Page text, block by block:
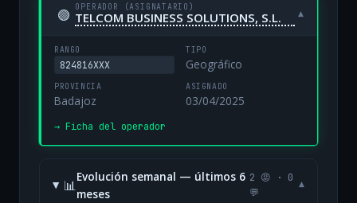
🟢 OPERADOR (ASIGNATARIO)
TELCOM BUSINESS SOLUTIONS, S.L. ▾
RANGO
824816XXX
TIPO
Geográfico
PROVINCIA
Badajoz
ASIGNADO
03/04/2025
→ Ficha del operador
📊
Evolución semanal — últimos 6
meses
2 😡 · 0
💬
▾